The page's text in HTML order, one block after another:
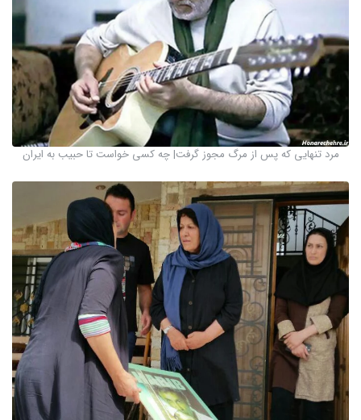
مرد تنهایی که پس از مرگ مجوز گرفت| چه کسی خواست تا حبیب به ایران